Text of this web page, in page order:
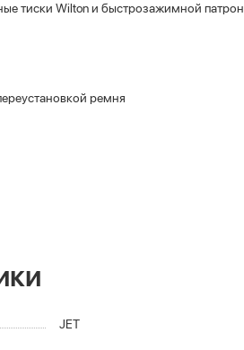
тиски Wilton и быстрозажимной патрон.
ремня
JET